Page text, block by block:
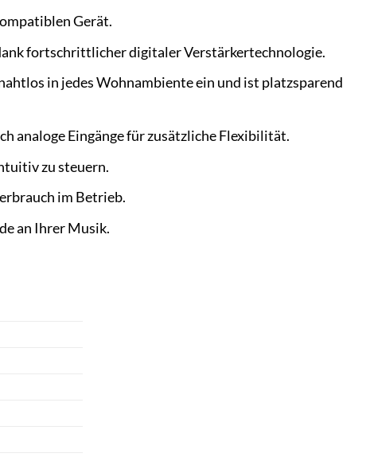
Gerät.
fortschrittlicher digitaler Verstärkertechnologie.
in jedes Wohnambiente ein und ist platzsparend
analoge Eingänge für zusätzliche Flexibilität.
zu steuern.
im Betrieb.
an Ihrer Musik.